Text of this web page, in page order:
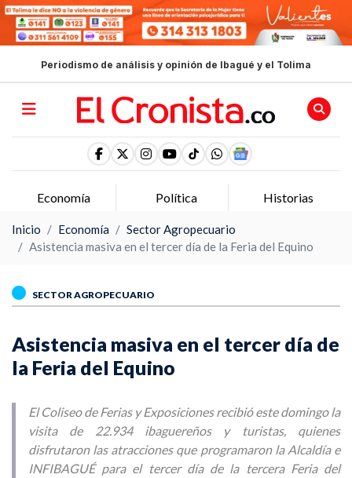
Periodismo de análisis y opinión de Ibagué y el Tolima
Economía Política Historias
Inicio Economía
Sector Agropecuario
Asistencia masiva en el tercer día de la Feria del Equino
SECTOR AGROPECUARIO
Asistencia masiva en el tercer día de
la Feria del Equino
El Coliseo de Ferias y Exposiciones recibió este domingo la
visita de 22.934 ibaguereños y turistas, quienes
disfrutaron las atracciones que programaron la Alcaldía e
INFIBAGUÉ para el tercer día de la tercera Feria del